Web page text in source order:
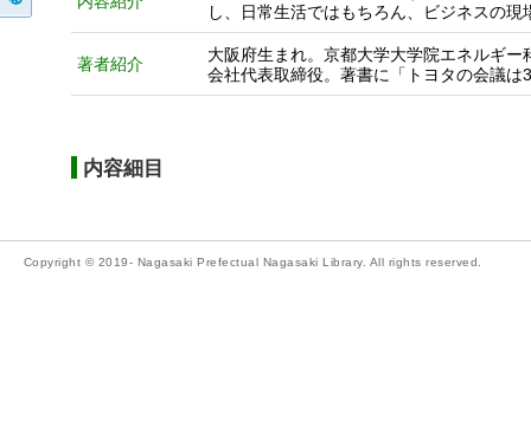
し、日常生活ではもちろん、ビジネスの
著者紹介
大阪府生まれ。京都大学大学院エネルギ
会社代表取締役。著書に「トヨタの会議は
内容細目
Copyright © 2019- Nagasaki Prefectual Nagasaki Library. All rights reserved.